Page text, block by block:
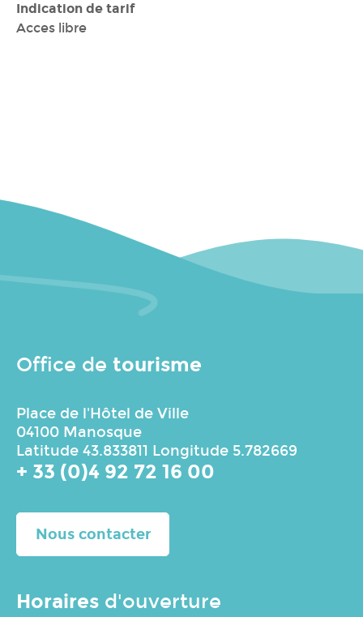
Indication de tarif
Acces libre
Office de tourisme
Place de l'Hôtel de Ville
04100 Manosque
Latitude 43.833811 Longitude 5.782669
+ 33 (0)4 92 72 16 00
Nous contacter
Horaires d'ouverture